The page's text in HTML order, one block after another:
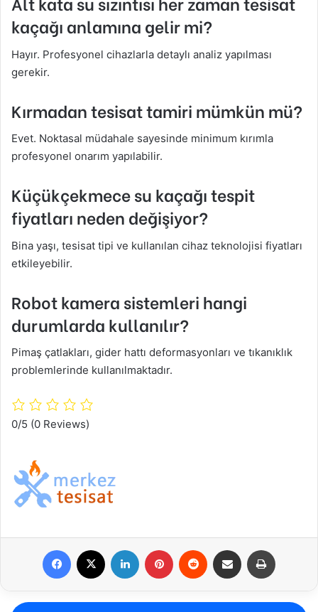
kaçağı anlamına gelir mi?
Hayır. Profesyonel cihazlarla detaylı analiz yapılması
gerekir.
Kırmadan tesisat tamiri mümkün mü?
Evet. Noktasal müdahale sayesinde minimum kırımla
profesyonel onarım yapılabilir.
Küçükçekmece su kaçağı tespit
fiyatları neden değişiyor?
Bina yaşı, tesisat tipi ve kullanılan cihaz teknolojisi fiyatları
etkileyebilir.
Robot kamera sistemleri hangi
durumlarda kullanılır?
Pimaş çatlakları, gider hattı deformasyonları ve tıkanıklık
problemlerinde kullanılmaktadır.
0/5 (0 Reviews)
Facebook LinkedIn Pinterest Reddit E-Posta ile paylaş